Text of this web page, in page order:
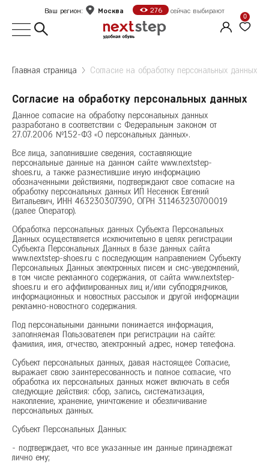
Главная страница Согласие на обработку персональных данных
Выбор города
Город
Москва
Б Белгород
В Волгоград
Е Екатеринбург
Ж Железногорск
К
Казань
Калуга
Красногорск
Краснодар
Красноярск
Курск
Л Липецк
Н
Нижний Новгород
Новосибирск
О
Омск
Р
Ростов-на-Дону
Ваш регион: Москва 276 сейчас выбирают
0
Согласие на обработку персональных данных
Данное согласие на обработку персональных данных
разработано в соответствии с Федеральным законом от
27.07.2006 №152-ФЗ «О персональных данных».
Все лица, заполнившие сведения, составляющие
персональные данные на данном сайте www.nextstep-
shoes.ru, а также разместившие иную информацию
обозначенными действиями, подтверждают свое согласие на
обработку персональных данных ИП Несенюк Евгений
Витальевич, ИНН 463230307390, ОГРН 311463230700019
(далее Оператор).
Обработка персональных данных Субъекта Персональных
Данных осуществляется исключительно в целях регистрации
Субъекта Персональных Данных в базе данных сайта
www.nextstep-shoes.ru с последующим направлением Субъекту
Персональных Данных электронных писем и смс-уведомлений,
в том числе рекламного содержания, от сайта www.nextstep-
shoes.ru и его аффилированных лиц и/или субподрядчиков,
информационных и новостных рассылок и другой информации
рекламно-новостного содержания.
Под персональными данными понимается информация,
заполняемая Пользователем при регистрации на сайте:
фамилия, имя, отчество, электронный адрес, номер телефона.
Субъект персональных данных, давая настоящее Согласие,
выражает свою заинтересованность и полное согласие, что
обработка их персональных данных может включать в себя
следующие действия: сбор, запись, систематизация,
накопление, хранение, уничтожение и обезличивание
персональных данных.
Субъект Персональных Данных:
- подтверждает, что все указанные им данные принадлежат
лично ему;
Оформить заказ